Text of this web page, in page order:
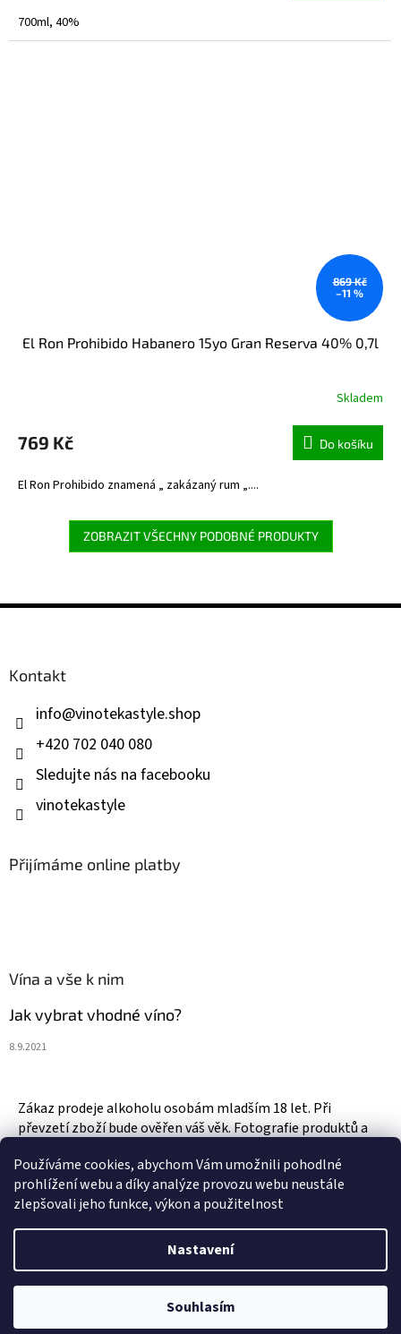
Používáme cookies, abychom Vám umožnili pohodlné
prohlížení webu a díky analýze provozu webu neustále
zlepšovali jeho funkce, výkon a použitelnost
Nastavení
Souhlasím
700ml, 40%
869 Kč
–11 %
El Ron Prohibido Habanero 15yo Gran Reserva 40% 0,7l
Skladem
769 Kč Do košíku
El Ron Prohibido znamená „ zakázaný rum „....
ZOBRAZIT VŠECHNY PODOBNÉ PRODUKTY
Z
Kontakt
info@vinotekastyle.shop
+420 702 040 080
Sledujte nás na facebooku
vinotekastyle
Přijímáme online platby
Vína a vše k nim
Jak vybrat vhodné víno?
8.9.2021
Zákaz prodeje alkoholu osobám mladším 18 let. Při
převzetí zboží bude ověřen váš věk. Fotografie produktů a
Copyright 2026Vinotéka & Alkotéka Style. Všechna práva
Upravit nastavení cookies